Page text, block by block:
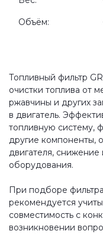
Объём:
Топливный фильтр
очистки топлива от
ржавчины и других
в двигатель.
топливную систему,
другие компоненты,
двигателя,
оборудования.
При подборе
рекомендуется
совместимость с
возникновении